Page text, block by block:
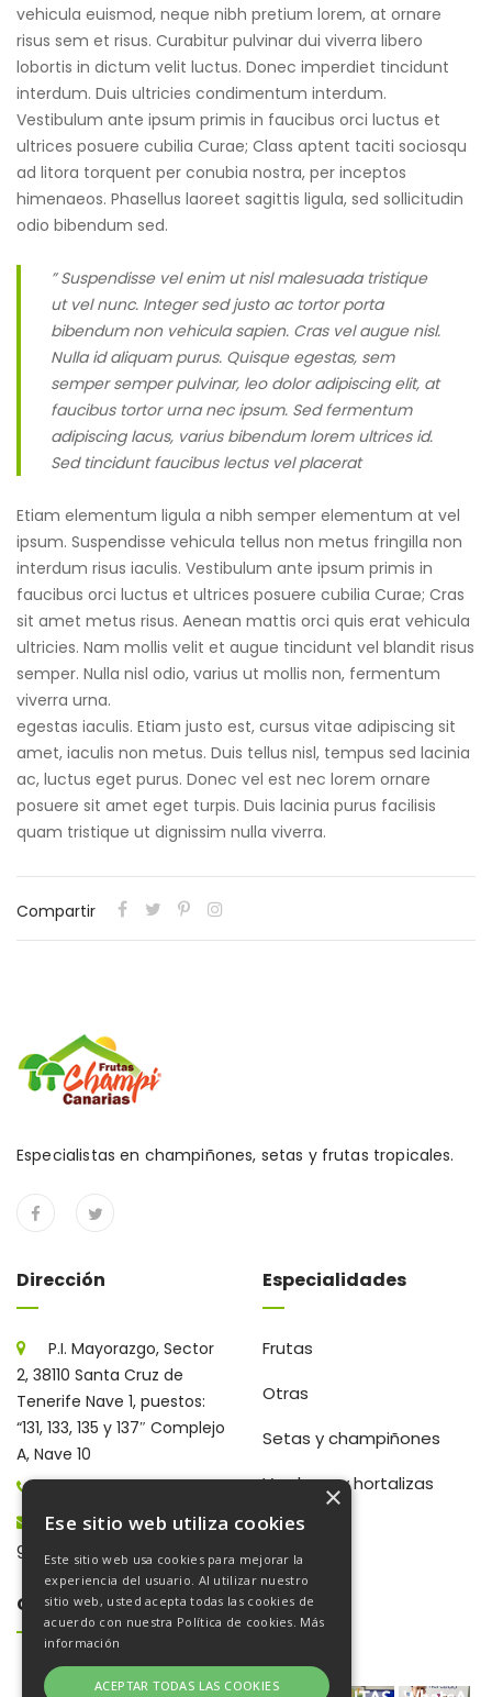
vehicula euismod, neque nibh pretium lorem, at ornare
risus sem et risus. Curabitur pulvinar dui viverra libero
lobortis in dictum velit luctus. Donec imperdiet tincidunt
interdum. Duis ultricies condimentum interdum.
Vestibulum ante ipsum primis in faucibus orci luctus et
ultrices posuere cubilia Curae; Class aptent taciti sociosqu
ad litora torquent per conubia nostra, per inceptos
himenaeos. Phasellus laoreet sagittis ligula, sed sollicitudin
odio bibendum sed.
” Suspendisse vel enim ut nisl malesuada tristique
ut vel nunc. Integer sed justo ac tortor porta
bibendum non vehicula sapien. Cras vel augue nisl.
Nulla id aliquam purus. Quisque egestas, sem
semper semper pulvinar, leo dolor adipiscing elit, at
faucibus tortor urna nec ipsum. Sed fermentum
adipiscing lacus, varius bibendum lorem ultrices id.
Sed tincidunt faucibus lectus vel placerat
Etiam elementum ligula a nibh semper elementum at vel
ipsum. Suspendisse vehicula tellus non metus fringilla non
interdum risus iaculis. Vestibulum ante ipsum primis in
faucibus orci luctus et ultrices posuere cubilia Curae; Cras
sit amet metus risus. Aenean mattis orci quis erat vehicula
ultricies. Nam mollis velit et augue tincidunt vel blandit risus
semper. Nulla nisl odio, varius ut mollis non, fermentum
viverra urna.
egestas iaculis. Etiam justo est, cursus vitae adipiscing sit
amet, iaculis non metus. Duis tellus nisl, tempus sed lacinia
ac, luctus eget purus. Donec vel est nec lorem ornare
posuere sit amet eget turpis. Duis lacinia purus facilisis
quam tristique ut dignissim nulla viverra.
Compartir
Especialistas en champiñones, setas y frutas tropicales.
Dirección
P.I. Mayorazgo, Sector
2, 38110 Santa Cruz de
Tenerife Nave 1, puestos:
“131, 133, 135 y 137″ Complejo
A, Nave 10
gerencia@frutaschampi.es
Especialidades
Frutas
Otras
Setas y champiñones
Verduras y hortalizas
Galería De Fotos
×
Ese sitio web utiliza cookies
Este sitio web usa cookies para mejorar la
experiencia del usuario. Al utilizar nuestro
sitio web, usted acepta todas las cookies de
acuerdo con nuestra Política de cookies. Más
información
ACEPTAR TODAS LAS COOKIES